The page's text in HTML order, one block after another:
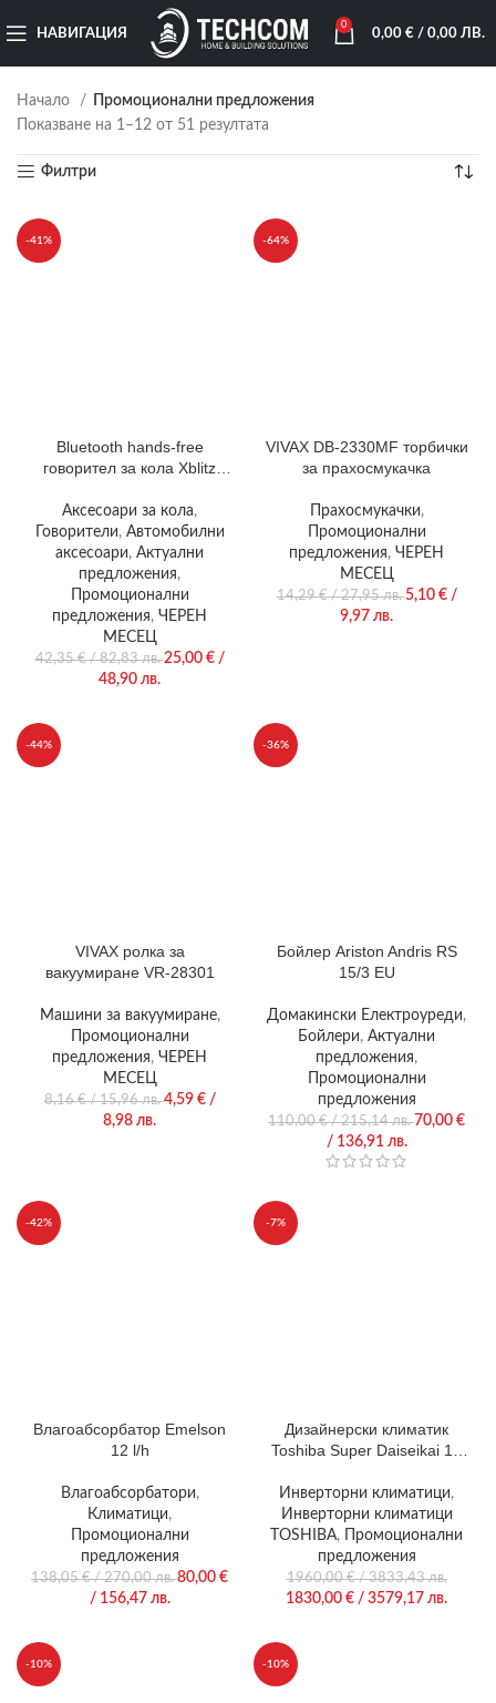
НАВИГАЦИЯ
0
0,00 €/ 0,00 ЛВ.
Начало
Промоционални предложения
Показване на 1–12 от 51 резултата
Филтри
-41%
Bluetooth hands-free
говорител за кола Xblitz
Microphone, Siri, Черен
Аксесоари за кола,
Говорители, Автомобилни
аксесоари, Актуални
предложения,
Промоционални
предложения, ЧЕРЕН
МЕСЕЦ
42,35€/ 82,83 лв.25,00 €/
48,90 лв.
-64%
VIVAX DB-2330MF торбички
за прахосмукачка
Прахосмукачки,
Промоционални
предложения, ЧЕРЕН
МЕСЕЦ
14,29€/ 27,95 лв.5,10 €/
9,97 лв.
-44%
VIVAX ролка за
вакуумиране VR-28301
Машини за вакуумиране,
Промоционални
предложения, ЧЕРЕН
МЕСЕЦ
8,16€/ 15,96 лв.4,59 €/
8,98 лв.
-36%
Бойлер Ariston Andris RS
15/3 EU
Домакински Електроуреди,
Бойлери, Актуални
предложения,
Промоционални
предложения
110,00€/ 215,14 лв.70,00 €
/ 136,91 лв.
-42%
Влагоабсорбатор Emelson
12 l/h
Влагоабсорбатори,
Климатици,
Промоционални
предложения
138,05€/ 270,00 лв.80,00 €
/ 156,47 лв.
-7%
Дизайнерски климатик
Toshiba Super Daiseikai 10
10S4AVPG-E
Инверторни климатици,
Инверторни климатици
TOSHIBA,
Промоционални
предложения
1960,00€/ 3833,43 лв.
1830,00 € / 3579,17 лв.
-10% -10%